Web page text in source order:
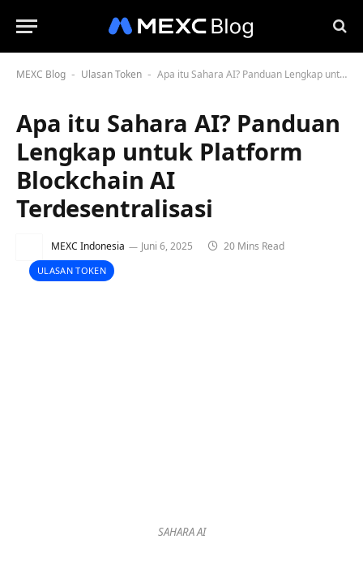
MEXC Blog - Ulasan Token - Apa itu Sahara AI? Panduan Lengkap untuk Platform Blockchain AI Terdesentralisasi
Apa itu Sahara AI? Panduan
Lengkap untuk Platform
Blockchain AI
Terdesentralisasi
MEXC Indonesia Juni 6, 2025 20 Mins Read
ULASAN TOKEN
SAHARA AI